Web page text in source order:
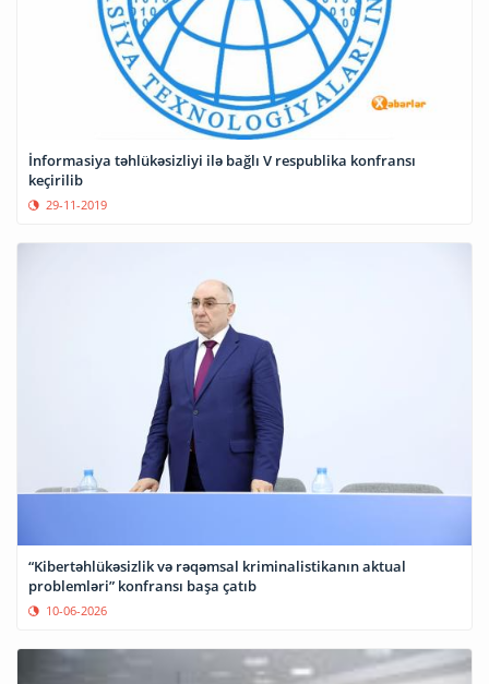
İnformasiya təhlükəsizliyi ilə bağlı V respublika konfransı
keçirilib
29-11-2019
“Kibertəhlükəsizlik və rəqəmsal kriminalistikanın aktual
problemləri” konfransı başa çatıb
10-06-2026